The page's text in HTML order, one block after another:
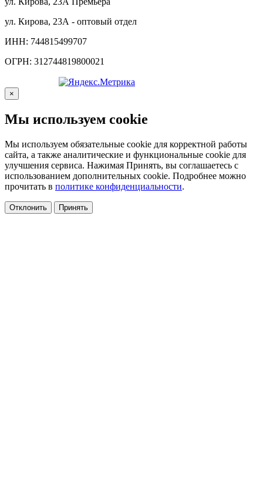
ул. Кирова, 23А - оптовый отдел
ИНН: 744815499707
ОГРН: 312744819800021
×
Мы используем cookie
Мы используем обязательные cookie для корректной работы
сайта, а также аналитические и функциональные cookie для
улучшения сервиса. Нажимая Принять, вы соглашаетесь с
использованием дополнительных cookie. Подробнее можно
прочитать в политике конфиденциальности.
Отклонить Принять